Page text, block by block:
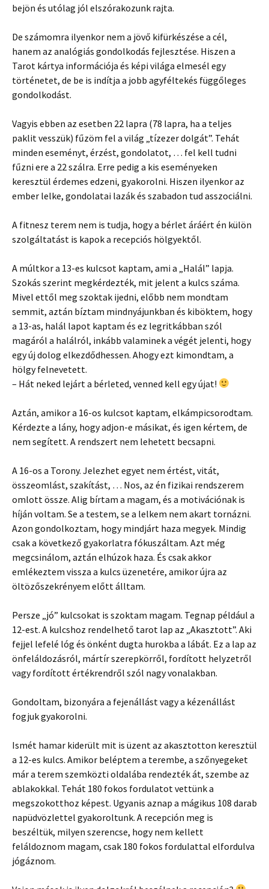
bejön és utólag jól elszórakozunk rajta.
De számomra ilyenkor nem a jövő kifürkészése a cél,
hanem az analógiás gondolkodás fejlesztése. Hiszen a
Tarot kártya információja és képi világa elmesél egy
történetet, de be is indítja a jobb agyféltekés függőleges
gondolkodást.
Vagyis ebben az esetben 22 lapra (78 lapra, ha a teljes
paklit vesszük) fűzöm fel a világ „tízezer dolgát”. Tehát
minden eseményt, érzést, gondolatot, … fel kell tudni
fűzni ere a 22 szálra. Erre pedig a kis eseményeken
keresztül érdemes edzeni, gyakorolni. Hiszen ilyenkor az
ember lelke, gondolatai lazák és szabadon tud asszociálni.
A fitnesz terem nem is tudja, hogy a bérlet áráért én külön
szolgáltatást is kapok a recepciós hölgyektől.
A múltkor a 13-es kulcsot kaptam, ami a „Halál” lapja.
Szokás szerint megkérdezték, mit jelent a kulcs száma.
Mivel ettől meg szoktak ijedni, előbb nem mondtam
semmit, aztán bíztam mindnyájunkban és kiböktem, hogy
a 13-as, halál lapot kaptam és ez legritkábban szól
magáról a halálról, inkább valaminek a végét jelenti, hogy
egy új dolog elkezdődhessen. Ahogy ezt kimondtam, a
hölgy felnevetett.
– Hát neked lejárt a bérleted, venned kell egy újat!
Aztán, amikor a 16-os kulcsot kaptam, elkámpicsorodtam.
Kérdezte a lány, hogy adjon-e másikat, és igen kértem, de
nem segített. A rendszert nem lehetett becsapni.
A 16-os a Torony. Jelezhet egyet nem értést, vitát,
összeomlást, szakítást, … Nos, az én fizikai rendszerem
omlott össze. Alig bírtam a magam, és a motivációnak is
híján voltam. Se a testem, se a lelkem nem akart tornázni.
Azon gondolkoztam, hogy mindjárt haza megyek. Mindig
csak a következő gyakorlatra fókuszáltam. Azt még
megcsinálom, aztán elhúzok haza. És csak akkor
emlékeztem vissza a kulcs üzenetére, amikor újra az
öltözőszekrényem előtt álltam.
Persze „jó” kulcsokat is szoktam magam. Tegnap például a
12-est. A kulcshoz rendelhető tarot lap az „Akasztott”. Aki
fejjel lefelé lóg és önként dugta hurokba a lábát. Ez a lap az
önfeláldozásról, mártír szerepkörről, fordított helyzetről
vagy fordított értékrendről szól nagy vonalakban.
Gondoltam, bizonyára a fejenállást vagy a kézenállást
fogjuk gyakorolni.
Ismét hamar kiderült mit is üzent az akasztotton keresztül
a 12-es kulcs. Amikor beléptem a terembe, a szőnyegeket
már a terem szemközti oldalába rendezték át, szembe az
ablakokkal. Tehát 180 fokos fordulatot vettünk a
megszokotthoz képest. Ugyanis aznap a mágikus 108 darab
napüdvözlettel gyakoroltunk. A recepción meg is
beszéltük, milyen szerencse, hogy nem kellett
feláldoznom magam, csak 180 fokos fordulattal elfordulva
jógáznom.